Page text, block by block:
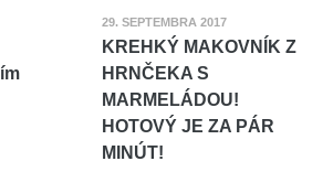
29. SEPTEMBRA 2017
KREHKÝ MAKOVNÍK Z
HRNČEKA S
MARMELÁDOU!
HOTOVÝ JE ZA PÁR
MINÚT!